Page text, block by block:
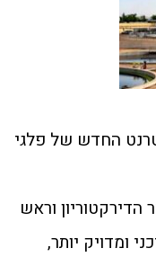
החדש של פלגי
הדירקטוריון וראש
ומדויק יותר,